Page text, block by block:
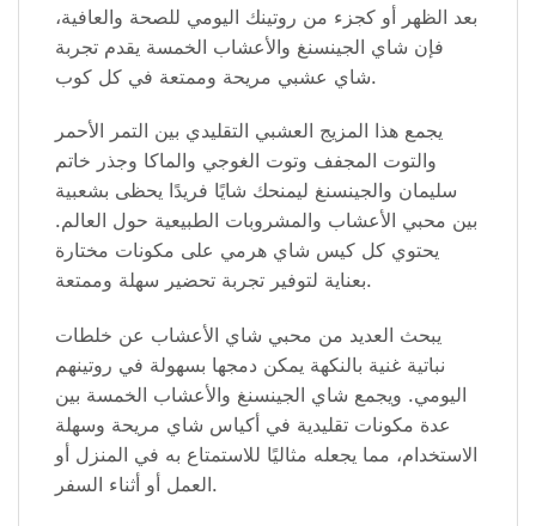
بعد الظهر أو كجزء من روتينك اليومي للصحة والعافية،
فإن شاي الجينسنغ والأعشاب الخمسة يقدم تجربة
شاي عشبي مريحة وممتعة في كل كوب.
يجمع هذا المزيج العشبي التقليدي بين التمر الأحمر
والتوت المجفف وتوت الغوجي والماكا وجذر خاتم
سليمان والجينسنغ ليمنحك شايًا فريدًا يحظى بشعبية
بين محبي الأعشاب والمشروبات الطبيعية حول العالم.
يحتوي كل كيس شاي هرمي على مكونات مختارة
بعناية لتوفير تجربة تحضير سهلة وممتعة.
يبحث العديد من محبي شاي الأعشاب عن خلطات
نباتية غنية بالنكهة يمكن دمجها بسهولة في روتينهم
اليومي. ويجمع شاي الجينسنغ والأعشاب الخمسة بين
عدة مكونات تقليدية في أكياس شاي مريحة وسهلة
الاستخدام، مما يجعله مثاليًا للاستمتاع به في المنزل أو
العمل أو أثناء السفر.